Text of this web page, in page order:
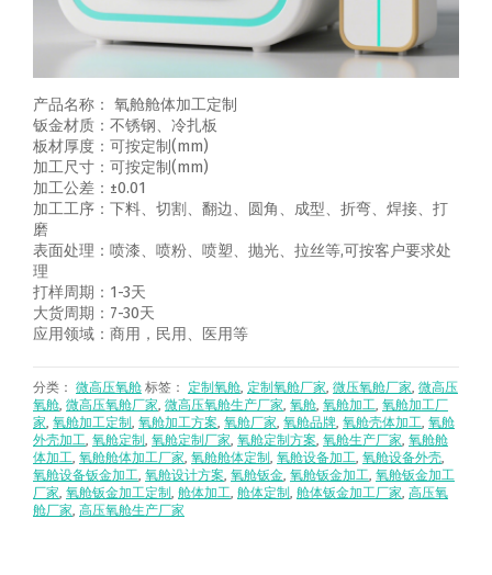
产品名称： 氧舱舱体加工定制
钣金材质：不锈钢、冷扎板
板材厚度：可按定制(mm)
加工尺寸：可按定制(mm)
加工公差：±0.01
加工工序：下料、切割、翻边、圆角、成型、折弯、焊接、打
磨
表面处理：喷漆、喷粉、喷塑、抛光、拉丝等,可按客户要求处
理
打样周期：1-3天
大货周期：7-30天
应用领域：商用，民用、医用等
分类： 微高压氧舱 标签： 定制氧舱, 定制氧舱厂家, 微压氧舱厂家, 微高压
氧舱, 微高压氧舱厂家, 微高压氧舱生产厂家, 氧舱, 氧舱加工, 氧舱加工厂
家, 氧舱加工定制 , 氧舱加工方案, 氧舱厂家, 氧舱品牌, 氧舱壳体加工, 氧舱
外壳加工, 氧舱定制 , 氧舱定制厂家, 氧舱定制方案, 氧舱生产厂家, 氧舱舱
体加工, 氧舱舱体加工厂家, 氧舱舱体定制 , 氧舱设备加工, 氧舱设备外壳,
氧舱设备钣金加工, 氧舱设计方案, 氧舱钣金, 氧舱钣金加工, 氧舱钣金加工
厂家, 氧舱钣金加工定制 , 舱体加工, 舱体定制 , 舱体钣金加工厂家, 高压氧
舱厂家, 高压氧舱生产厂家